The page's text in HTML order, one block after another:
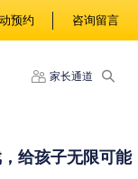
预约 咨询留言
家长通道
给孩子无限可能